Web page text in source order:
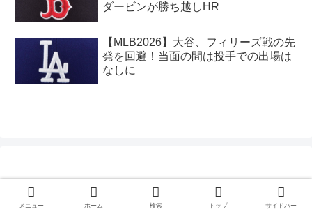
ダービンが勝ち越しHR
【MLB2026】大谷、フィリーズ戦の先
発を回避！当面の間は投手での出場は
なしに
サイト内検索
メニュー ホーム 検索 トップ サイドバー